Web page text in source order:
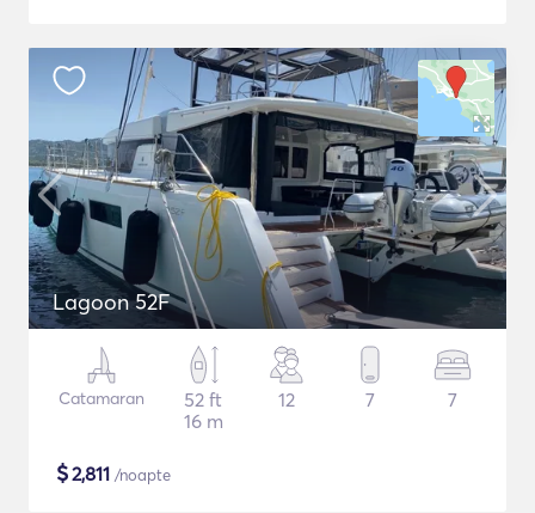
Lagoon 52F
Catamaran
52 ft
16 m
12 7 7
$2,811 /noapte